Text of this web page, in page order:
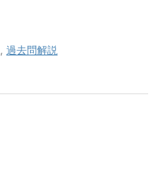
過去問解説